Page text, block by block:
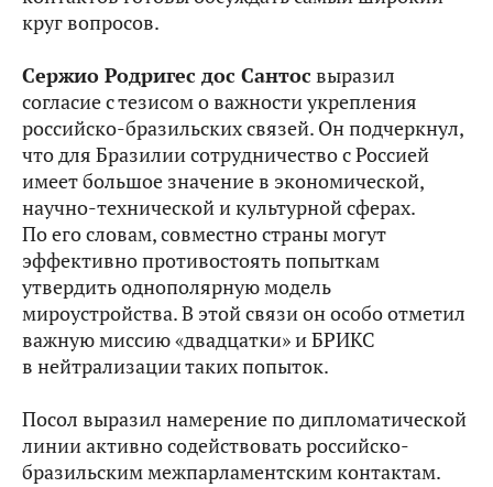
круг вопросов.
Сержио Родригес дос Сантос выразил
согласие с тезисом о важности укрепления
российско-бразильских связей. Он подчеркнул,
что для Бразилии сотрудничество с Россией
имеет большое значение в экономической,
научно-технической и культурной сферах.
По его словам, совместно страны могут
эффективно противостоять попыткам
утвердить однополярную модель
мироустройства. В этой связи он особо отметил
важную миссию «двадцатки» и БРИКС
в нейтрализации таких попыток.
Посол выразил намерение по дипломатической
линии активно содействовать российско-
бразильским межпарламентским контактам.